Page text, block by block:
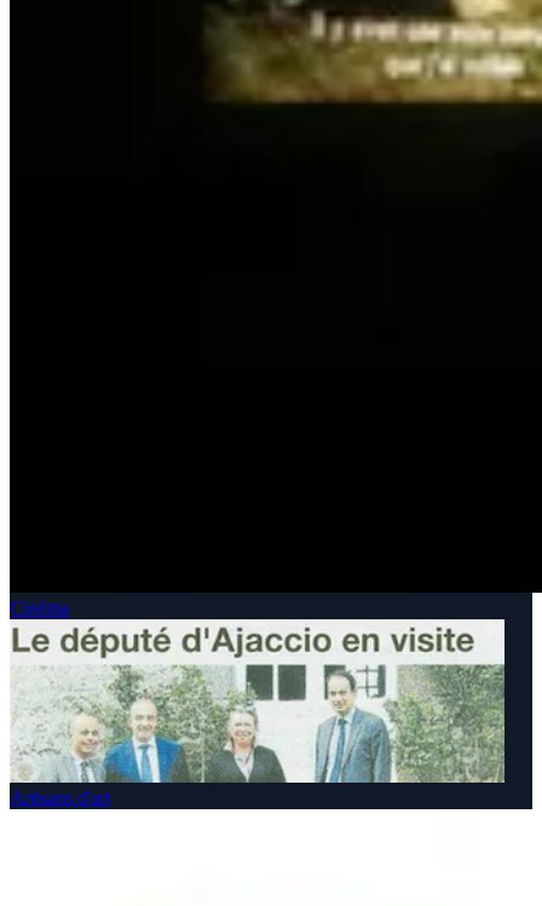
Cinéma
Artisans d'art